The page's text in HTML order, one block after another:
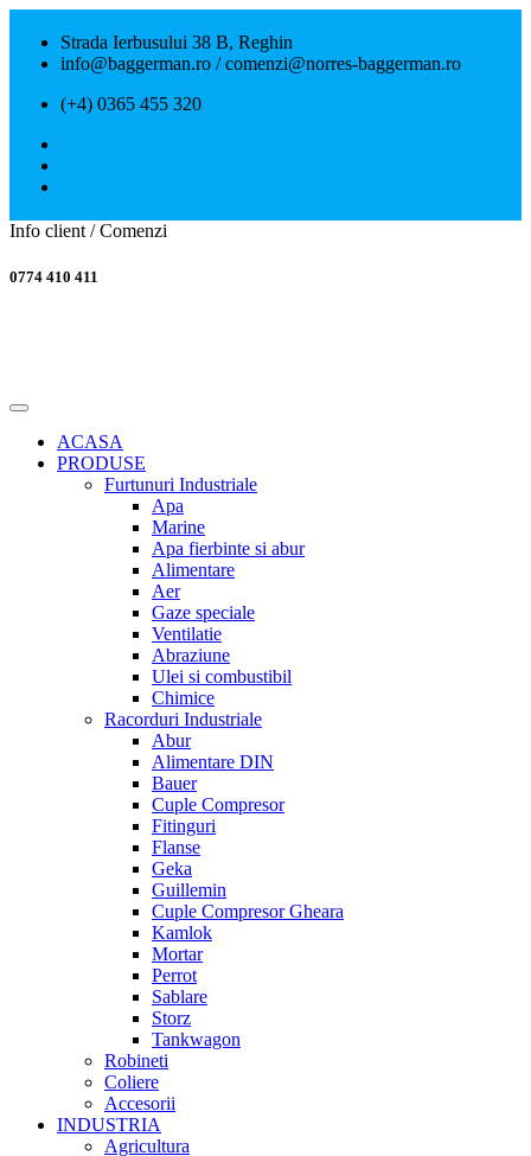
Strada Ierbusului 38 B, Reghin
info@baggerman.ro / comenzi@norres-baggerman.ro
(+4) 0365 455 320
Info client / Comenzi
0774 410 411
ACASA
PRODUSE
Furtunuri Industriale
Apa
Marine
Apa fierbinte si abur
Alimentare
Aer
Gaze speciale
Ventilatie
Abraziune
Ulei si combustibil
Chimice
Racorduri Industriale
Abur
Alimentare DIN
Bauer
Cuple Compresor
Fitinguri
Flanse
Geka
Guillemin
Cuple Compresor Gheara
Kamlok
Mortar
Perrot
Sablare
Storz
Tankwagon
Robineti
Coliere
Accesorii
INDUSTRIA
Agricultura